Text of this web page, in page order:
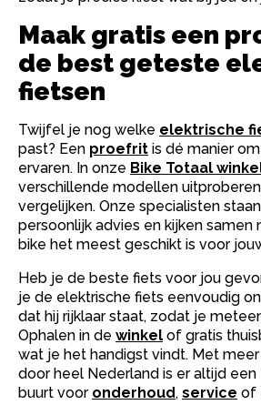
Maak gratis een
de best geteste
fietsen
Twijfel je nog welke elektrische
past? Een proefrit is dé manier
ervaren. In onze Bike Totaal
verschillende modellen
vergelijken. Onze specialisten
persoonlijk advies en kijken
bike het meest geschikt is voor
Heb je de beste fiets voor jou
je de elektrische fiets eenvoudig
dat hij rijklaar staat, zodat je
Ophalen in de winkel of gratis
wat je het handigst vindt. Met meer
door heel Nederland is er altijd een
buurt voor onderhoud, service of